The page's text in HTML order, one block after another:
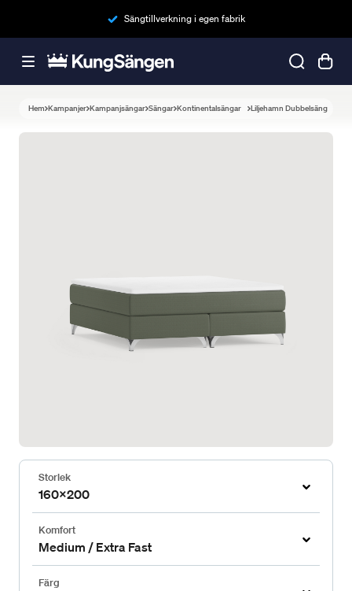
Sängtillverkning i egen fabrik
Hem Kampanjer Kampanjsängar Sängar Kontinentalsängar Liljehamn Dubbelsäng
Storlek
160x200
Komfort
Medium / Extra Fast
Färg